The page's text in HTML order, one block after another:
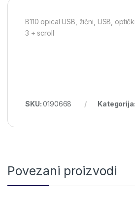
B110 opical USB, žični, USB,
3 + scroll
SKU:0190668
Povezani proizvodi